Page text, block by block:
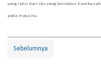
yang lahir dari ibu yang berstatus hamba
pada masa itu.
Sebelumnya